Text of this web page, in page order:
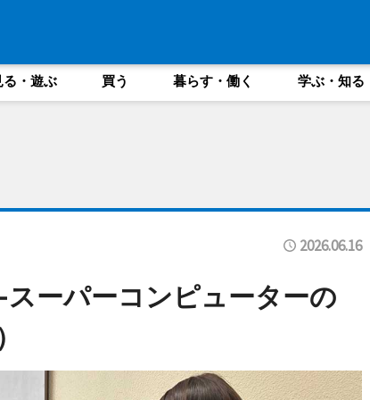
る・遊ぶ 買う 暮らす・働く 学ぶ・知る
2026.06.16
ーパーコンピューターの